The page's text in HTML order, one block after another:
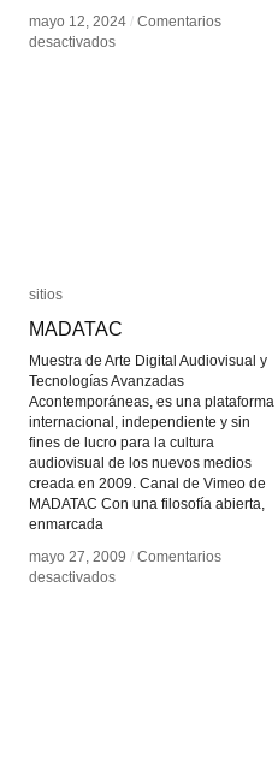
mayo 12, 2024 / Comentarios
desactivadosen
mayo 12, 2024 / Comentarios
desactivadosen
sitios
MADATAC
Muestra de Arte Digital Audiovisual y
Tecnologías Avanzadas
Acontemporáneas, es una plataforma
internacional, independiente y sin
fines de lucro para la cultura
audiovisual de los nuevos medios
creada en 2009. Canal de Vimeo de
MADATAC Con una filosofía abierta,
enmarcada
mayo 27, 2009 / Comentarios
desactivadosen
sitios
MADATAC
mayo 27, 2009 / Comentarios
desactivadosen